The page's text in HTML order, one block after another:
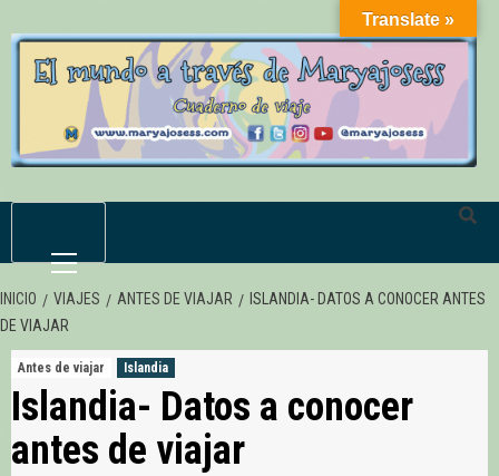
al
contenido
primario
INICIO VIAJES ANTES DE VIAJAR
ISLANDIA- DATOS A CONOCER ANTES
DE VIAJAR
Antes de viajar Islandia
Islandia- Datos a conocer
antes de viajar
Translate »